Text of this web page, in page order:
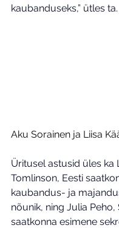
kaubanduseks,” ütles ta.
Aku Sorainen ja Liisa
Üritusel astusid üles ka
Tomlinson, Eesti
kaubandus- ja
nõunik, ning Julia
saatkonna esimene